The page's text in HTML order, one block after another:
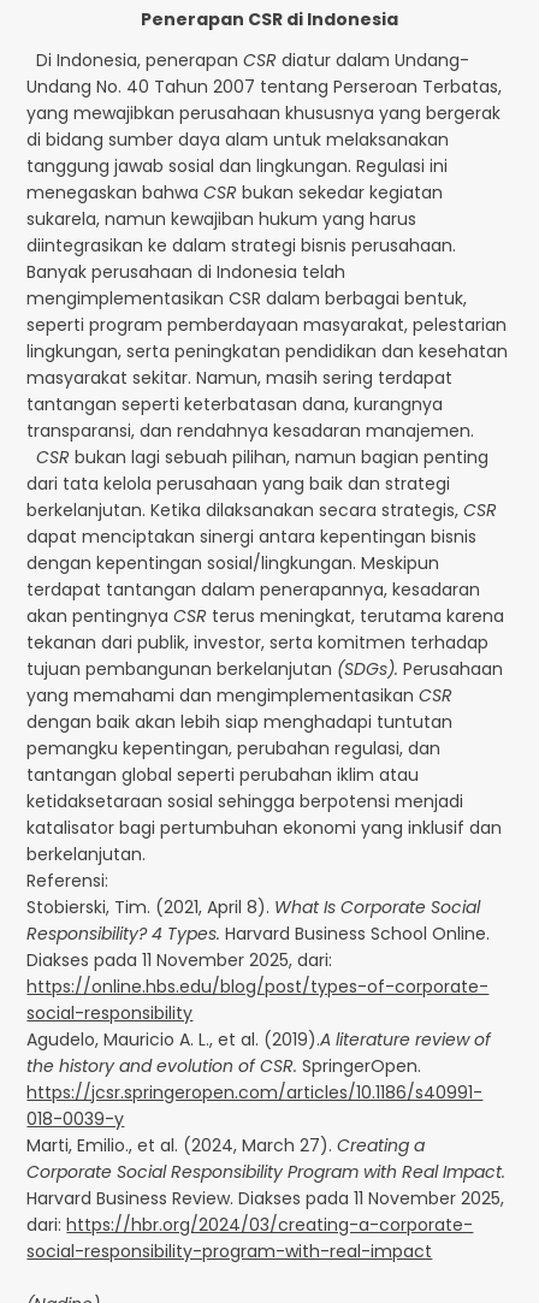
Penerapan CSR di Indonesia
Di Indonesia, penerapanCSR diatur dalam Undang-
Undang No. 40 Tahun 2007 tentang Perseroan Terbatas,
yang mewajibkan perusahaan khususnya yang bergerak
di bidang sumber daya alam untuk melaksanakan
tanggung jawab sosial dan lingkungan. Regulasi ini
menegaskan bahwaCSR bukan sekedar kegiatan
sukarela, namun kewajiban hukum yang harus
diintegrasikan ke dalam strategi bisnis perusahaan.
Banyak perusahaan di Indonesia telah
mengimplementasikan CSR dalam berbagai bentuk,
seperti program pemberdayaan masyarakat, pelestarian
lingkungan, serta peningkatan pendidikan dan kesehatan
masyarakat sekitar. Namun, masih sering terdapat
tantangan seperti keterbatasan dana, kurangnya
transparansi, dan rendahnya kesadaran manajemen.
CSR bukan lagi sebuah pilihan, namun bagian penting
dari tata kelola perusahaan yang baik dan strategi
berkelanjutan. Ketika dilaksanakan secara strategis,CSR
dapat menciptakan sinergi antara kepentingan bisnis
dengan kepentingan sosial/lingkungan. Meskipun
terdapat tantangan dalam penerapannya, kesadaran
akan pentingnyaCSR terus meningkat, terutama karena
tekanan dari publik, investor, serta komitmen terhadap
tujuan pembangunan berkelanjutan (SDGs).Perusahaan
yang memahami dan mengimplementasikanCSR
dengan baik akan lebih siap menghadapi tuntutan
pemangku kepentingan, perubahan regulasi, dan
tantangan global seperti perubahan iklim atau
ketidaksetaraan sosial sehingga berpotensi menjadi
katalisator bagi pertumbuhan ekonomi yang inklusif dan
berkelanjutan.
Referensi:
Stobierski, Tim. (2021, April 8). What Is Corporate Social
Responsibility? 4 Types. Harvard Business School Online.
Diakses pada 11 November 2025, dari:
https://online.hbs.edu/blog/post/types-of-corporate-
social-responsibility
Agudelo, Mauricio A. L., et al. (2019).A literature review of
the history and evolution of CSR.SpringerOpen.
https://jcsr.springeropen.com/articles/10.1186/s40991-
018-0039-y
Marti, Emilio., et al. (2024, March 27).Creating a
Corporate Social Responsibility Program with Real Impact.
Harvard Business Review.Diakses pada 11 November 2025,
dari: https://hbr.org/2024/03/creating-a-corporate-
social-responsibility-program-with-real-impact